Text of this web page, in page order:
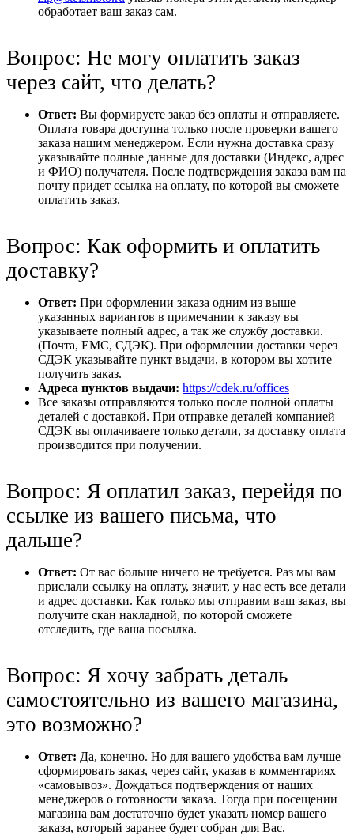
обработает ваш заказ сам.
Вопрос: Не могу оплатить заказ
через сайт, что делать?
Ответ: Вы формируете заказ без оплаты и отправляете.
Оплата товара доступна только после проверки вашего
заказа нашим менеджером. Если нужна доставка сразу
указывайте полные данные для доставки (Индекс, адрес
и ФИО) получателя. После подтверждения заказа вам на
почту придет ссылка на оплату, по которой вы сможете
оплатить заказ.
Вопрос: Как оформить и оплатить
доставку?
Ответ: При оформлении заказа одним из выше
указанных вариантов в примечании к заказу вы
указываете полный адрес, а так же службу доставки.
(Почта, ЕМС, СДЭК). При оформлении доставки через
СДЭК указывайте пункт выдачи, в котором вы хотите
получить заказ.
Адреса пунктов выдачи: https://cdek.ru/offices
Все заказы отправляются только после полной оплаты
деталей с доставкой. При отправке деталей компанией
СДЭК вы оплачиваете только детали, за доставку оплата
производится при получении.
Вопрос: Я оплатил заказ, перейдя по
ссылке из вашего письма, что
дальше?
Ответ: От вас больше ничего не требуется. Раз мы вам
прислали ссылку на оплату, значит, у нас есть все детали
и адрес доставки. Как только мы отправим ваш заказ, вы
получите скан накладной, по которой сможете
отследить, где ваша посылка.
Вопрос: Я хочу забрать деталь
самостоятельно из вашего магазина,
это возможно?
Ответ: Да, конечно. Но для вашего удобства вам лучше
сформировать заказ, через сайт, указав в комментариях
«самовывоз». Дождаться подтверждения от наших
менеджеров о готовности заказа. Тогда при посещении
магазина вам достаточно будет указать номер вашего
заказа, который заранее будет собран для Вас.